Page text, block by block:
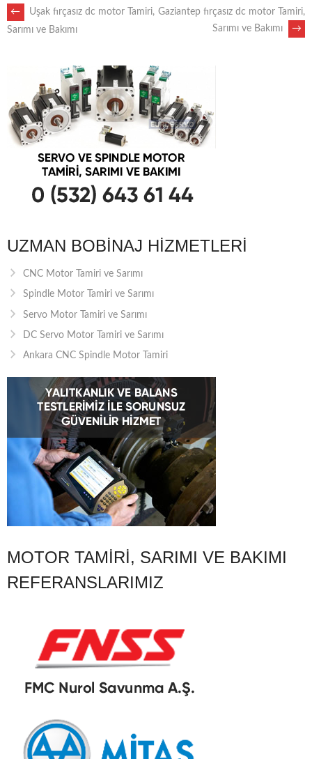
POST
NAVIGATION
←
Uşak fırçasız dc motor Tamiri,
Sarımı ve Bakımı
Gaziantep fırçasız dc motor Tamiri,
Sarımı ve Bakımı
→
UZMAN BOBINAJ HIZMETLERI
CNC Motor Tamiri ve Sarımı
Spindle Motor Tamiri ve Sarımı
Servo Motor Tamiri ve Sarımı
DC Servo Motor Tamiri ve Sarımı
Ankara CNC Spindle Motor Tamiri
MOTOR TAMIRI, SARIMI VE BAKIMI
REFERANSLARIMIZ